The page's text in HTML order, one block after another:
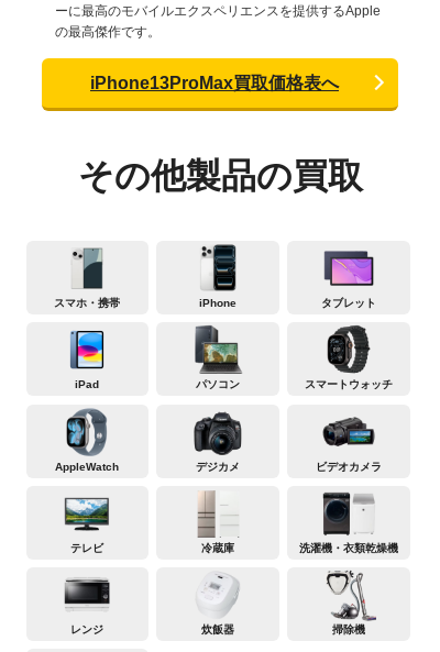
ーに最高のモバイルエクスペリエンスを提供するApple
の最高傑作です。
iPhone13ProMax買取価格表へ
その他製品の買取
スマホ・携帯 iPhone タブレット
iPad パソコン スマートウォッチ
AppleWatch デジカメ ビデオカメラ
テレビ 冷蔵庫 洗濯機・衣類乾燥機
レンジ 炊飯器 掃除機